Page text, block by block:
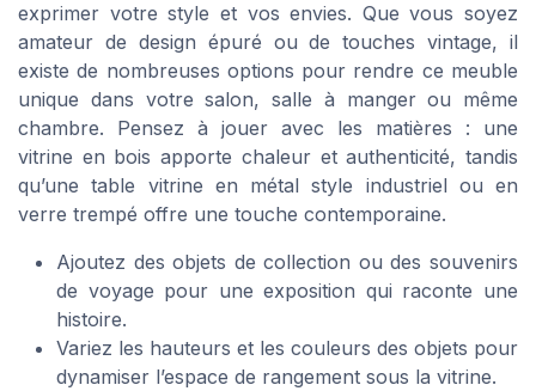
exprimer votre style et vos envies. Que vous soyez
amateur de design épuré ou de touches vintage, il
existe de nombreuses options pour rendre ce meuble
unique dans votre salon, salle à manger ou même
chambre. Pensez à jouer avec les matières : une
vitrine en bois apporte chaleur et authenticité, tandis
qu’une table vitrine en métal style industriel ou en
verre trempé offre une touche contemporaine.
Ajoutez des objets de collection ou des souvenirs
de voyage pour une exposition qui raconte une
histoire.
Variez les hauteurs et les couleurs des objets pour
dynamiser l’espace de rangement sous la vitrine.